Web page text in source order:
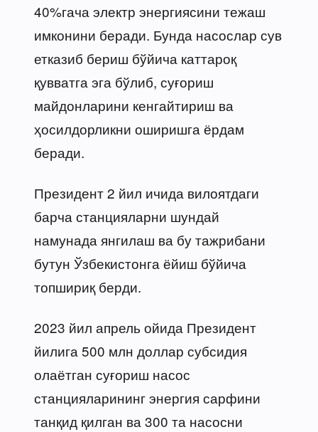
40%гача электр энергиясини тежаш
имконини беради. Бунда насослар сув
етказиб бериш бўйича каттароқ
қувватга эга бўлиб, суғориш
майдонларини кенгайтириш ва
ҳосилдорликни оширишга ёрдам
беради.
Президент 2 йил ичида вилоятдаги
барча станцияларни шундай
намунада янгилаш ва бу тажрибани
бутун Ўзбекистонга ёйиш бўйича
топшириқ берди.
2023 йил апрель ойида Президент
йилига 500 млн доллар субсидия
олаётган суғориш насос
станцияларининг энергия сарфини
танқид қилган ва 300 та насосни